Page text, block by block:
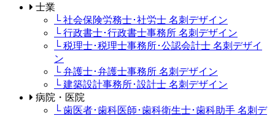
士業
└ 社会保険労務士･社労士 名刺デザイン
└ 行政書士･行政書士事務所 名刺デザイン
└ 税理士･税理士事務所･公認会計士 名刺デザイ
ン
└ 弁護士･弁護士事務所 名刺デザイン
└ 建築設計事務所･設計士 名刺デザイン
病院・医院
└ 歯医者･歯科医師･歯科衛生士･歯科助手 名刺デ